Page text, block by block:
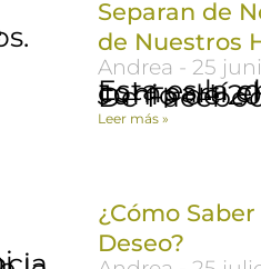
Separan de
de Nuestros
Andrea 25
Esta es la charla que compartí el pasado
Leer más »
¿Cómo
Deseo?